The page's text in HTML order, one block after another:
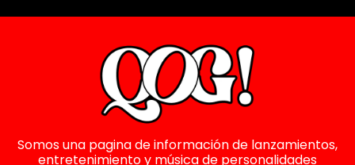
Somos una pagina de información de lanzamientos,
entretenimiento y música de personalidades